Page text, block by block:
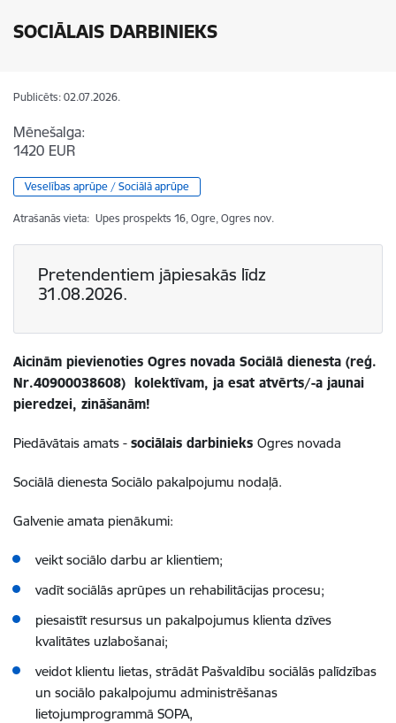
SOCIĀLAIS DARBINIEKS
Publicēts: 02.07.2026.
Mēnešalga:
1420 EUR
Veselības aprūpe / Sociālā aprūpe
Atrašanās vieta: Upes prospekts 16, Ogre, Ogres nov.
Pretendentiem jāpiesakās līdz
31.08.2026.
Aicinām pievienoties Ogres novada Sociālā dienesta (reģ.
Nr.40900038608) kolektīvam, ja esat atvērts/-a jaunai
pieredzei, zināšanām!
Piedāvātais amats - sociālais darbinieks Ogres novada
Sociālā dienesta Sociālo pakalpojumu nodaļā.
Galvenie amata pienākumi:
veikt sociālo darbu ar klientiem;
vadīt sociālās aprūpes un rehabilitācijas procesu;
piesaistīt resursus un pakalpojumus klienta dzīves
kvalitātes uzlabošanai;
veidot klientu lietas, strādāt Pašvaldību sociālās palīdzības
un sociālo pakalpojumu administrēšanas
lietojumprogrammā SOPA,